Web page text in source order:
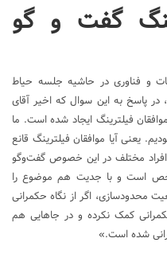
گفت و گو
و فناوری در حاشیه جلسه حیاط
در پاسخ به این سوال که اخیر آقای
فیلترینگ ایجاد شده است. ما
یعنی آیا موافقان فیلترینگ قانع
افراد مختلف در این خصوص گفت‌وگو
است و با جدیت هم موضوع را
اگر از نگاه حکمرانی
کمک نکرده و در جاهایی هم
شده است.»